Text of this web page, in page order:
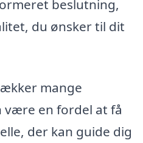
beslutning,
du ønsker til dit
mange
være en fordel at få
der kan guide dig